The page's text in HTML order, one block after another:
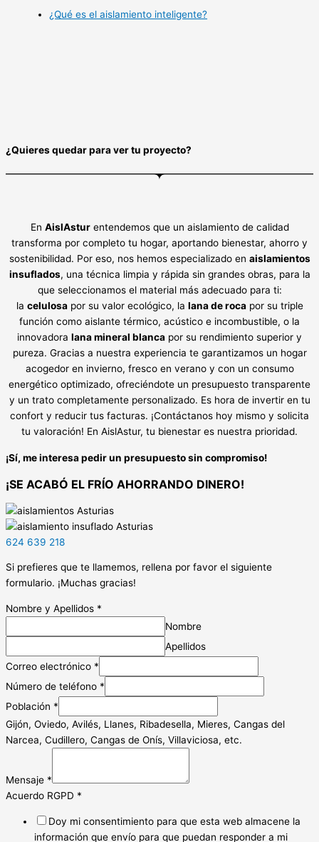
¿Qué es el aislamiento inteligente?
¿Quieres quedar para ver tu proyecto?
En AislAsturentendemos que un aislamiento de calidad
transforma por completo tu hogar, aportando bienestar, ahorro y
sostenibilidad. Por eso, nos hemos especializado en aislamientos
insuflados, una técnica limpia y rápida sin grandes obras, para la
que seleccionamos el material más adecuado para ti:
la celulosapor su valor ecológico, la lana de rocapor su triple
función como aislante térmico, acústico e incombustible, o la
innovadora lana mineral blanca por su rendimiento superior y
pureza. Gracias a nuestra experiencia te garantizamos un hogar
acogedor en invierno, fresco en verano y con un consumo
energético optimizado, ofreciéndote un presupuesto transparente
y un trato completamente personalizado. Es hora de invertir en tu
confort y reducir tus facturas. ¡Contáctanos hoy mismo y solicita
tu valoración! En AislAstur, tu bienestar es nuestra prioridad.
¡Sí, me interesa pedir un presupuesto sin compromiso!
¡SE ACABÓ EL FRÍO AHORRANDO DINERO!
624 639 218
Si prefieres que te llamemos, rellena por favor el siguiente
formulario. ¡Muchas gracias!
Nombre y Apellidos *
Nombre
Apellidos
Correo electrónico *
Número de teléfono *
Población *
Gijón, Oviedo, Avilés, Llanes, Ribadesella, Mieres, Cangas del
Narcea, Cudillero, Cangas de Onís, Villaviciosa, etc.
Mensaje *
Acuerdo RGPD *
Doy mi consentimiento para que esta web almacene la
información que envío para que puedan responder a mi